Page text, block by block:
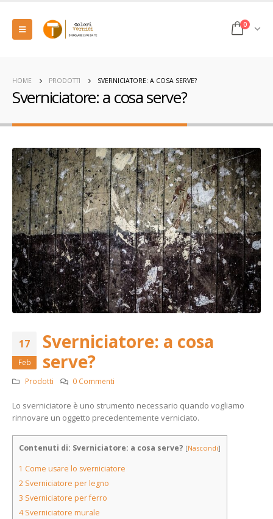
0
HOME PRODOTTI SVERNICIATORE: A COSA SERVE?
Sverniciatore: a cosa serve?
17
Feb
Sverniciatore: a cosa
serve?
Prodotti 0 Commenti
Lo sverniciatore è uno strumento necessario quando vogliamo
rinnovare un oggetto precedentemente verniciato.
Contenuti di: Sverniciatore: a cosa serve? [Nascondi]
1 Come usare lo sverniciatore
2 Sverniciatore per legno
3 Sverniciatore per ferro
4Sverniciatore murale